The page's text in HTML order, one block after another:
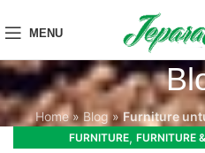
MENU
Home» Blog »Furniture
FURNITURE, FURNITURE